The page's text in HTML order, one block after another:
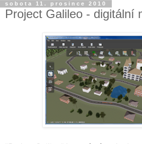
sobota 11. prosince 2010
Project Galileo - digitální